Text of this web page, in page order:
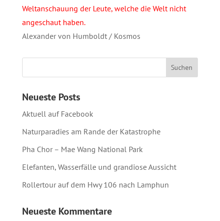
Weltanschauung der Leute, welche die Welt nicht
angeschaut haben.
Alexander von Humboldt / Kosmos
Neueste Posts
Aktuell auf Facebook
Naturparadies am Rande der Katastrophe
Pha Chor – Mae Wang National Park
Elefanten, Wasserfälle und grandiose Aussicht
Rollertour auf dem Hwy 106 nach Lamphun
Neueste Kommentare